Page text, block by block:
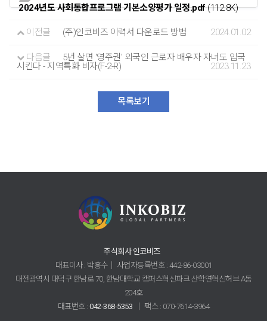
2024년도 사회통합프로그램 기본소양평가 일정.pdf(112.8K)
이전글 (주)인코비즈 이력서 다운로드 방법 2024.01.02
다음글
5년 살면 '영주권' 외국인 근로자 배우자·자녀도 입국
시킨다 - 지역특화 비자(F-2-R)
2023.11.23
목록보기
주식회사 인코비즈
대표이사 : 박홍수│ 사업자등록번호 : 442-86-03001
대전광역시 대덕구 한남로 70, 한남대학교 캠퍼스혁신파크 산학연혁신허브 A동
204호
대표번호 :042-368-5353 │ 팩스 : 070-7614-3964